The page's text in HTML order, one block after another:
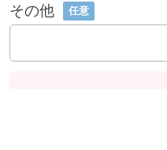
その他 任意